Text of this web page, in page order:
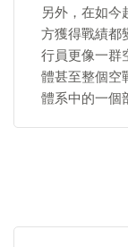
另外，在如今
方獲得戰績都
行員更像一群
體甚至整個空
體系中的一個